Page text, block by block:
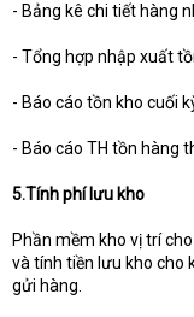
- Bảng kê chi tiết hàng
- Tổng hợp nhập xuất
- Báo cáo tồn kho cuối
- Báo cáo TH tồn hàng
5.Tính phí lưu kho
Phần mềm kho vị trí
và tính tiền lưu kho cho
gửi hàng.